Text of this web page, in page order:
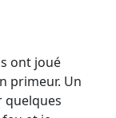
ont joué
primeur. Un
quelques